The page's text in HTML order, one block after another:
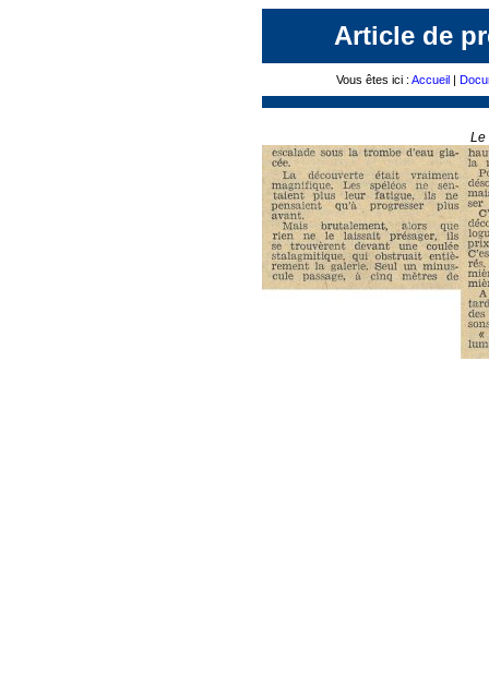
Article de
Vous êtes ici : Accueil|
Le